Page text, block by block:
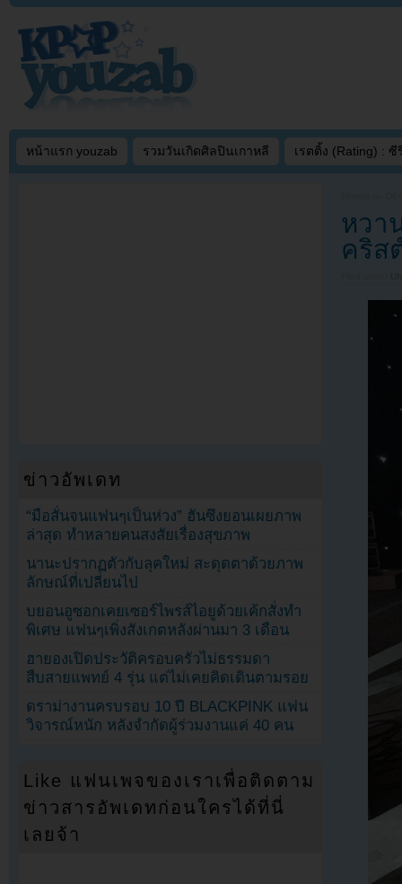
หน้าแรก youzab รวมวันเกิดศิลปินเกาหลี เรตติ้ง (Rating) : ซี
หวา
คริส
ข่าวอัพเดท
“มือสั่นจนแฟนๆเป็นห่วง” ฮันซึงยอนเผยภาพ
ล่าสุด ทำหลายคนสงสัยเรื่องสุขภาพ
นานะปรากฏตัวกับลุคใหม่ สะดุดตาด้วยภาพ
ลักษณ์ที่เปลี่ยนไป
บยอนอูซอกเคยเซอร์ไพรส์ไอยูด้วยเค้กสั่งทำ
พิเศษ แฟนๆเพิ่งสังเกตหลังผ่านมา 3 เดือน
ฮายองเปิดประวัติครอบครัวไม่ธรรมดา
สืบสายแพทย์ 4 รุ่น แต่ไม่เคยคิดเดินตามรอย
ดราม่างานครบรอบ 10 ปี BLACKPINK แฟน
วิจารณ์หนัก หลังจำกัดผู้ร่วมงานแค่ 40 คน
Like แฟนเพจของเราเพื่อติดตาม
ข่าวสารอัพเดทก่อนใครได้ที่นี่
เลยจ้า